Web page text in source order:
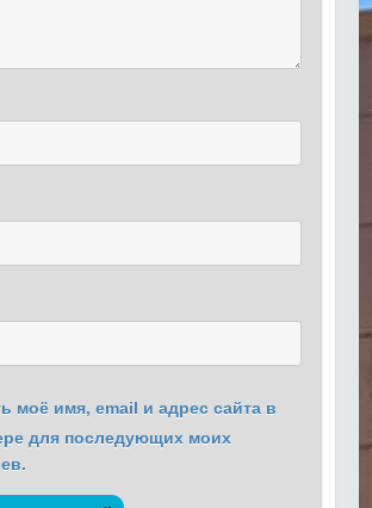
моё имя, email и адрес сайта в
для последующих моих